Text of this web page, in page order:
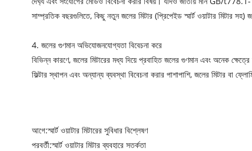
সাম্প্রতিক বছরগুলিতে, কিছু নতুন জলের মিটার (প্রিপেইড স্মার্ট ওয়াটার মিটার সহ)
4. জলের গুণমান অভিযোজনযোগ্যতা বিবেচনা করে
বিভিন্ন কারণে, জলের মিটারের মধ্য দিয়ে প্রবাহিত জলের গুণমান এবং অনেক
ফিল্টার স্থাপন এবং অন্যান্য ব্যবস্থা বিবেচনা করার পাশাপাশি, জলের মিটার বা
আগে:স্মার্ট ওয়াটার মিটারের সুবিধার বিশ্লেষণ
পরবর্তী:স্মার্ট ওয়াটার মিটার ব্যবহারে সতর্কতা